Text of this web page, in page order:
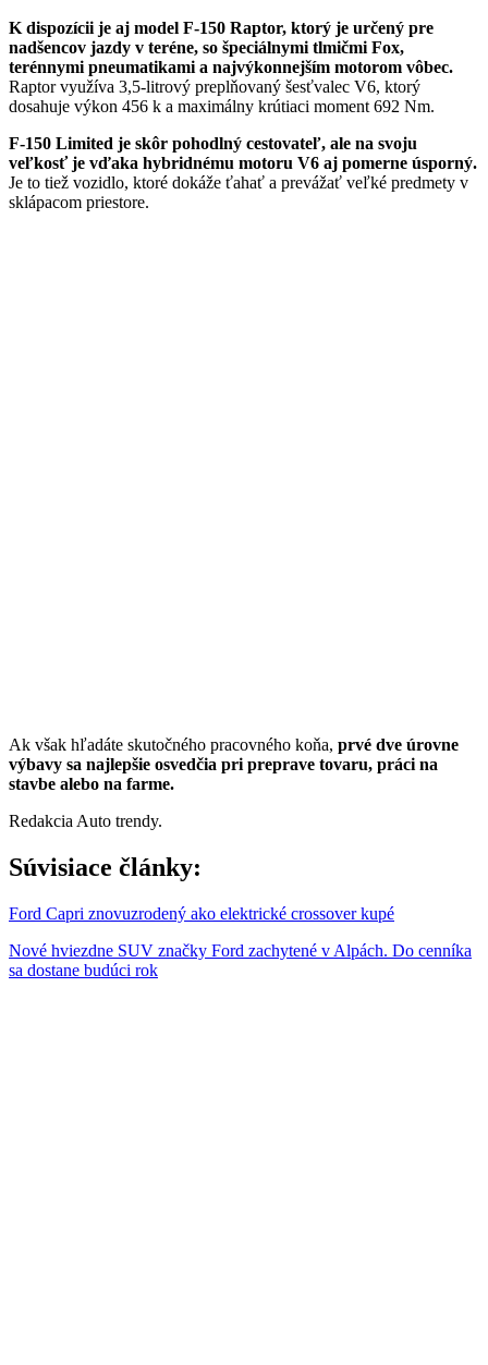
K dispozícii je aj model F-150 Raptor, ktorý je určený pre
nadšencov jazdy v teréne, so špeciálnymi tlmičmi Fox,
terénnymi pneumatikami a najvýkonnejším motorom vôbec.
Raptor využíva 3,5-litrový preplňovaný šesťvalec V6, ktorý
dosahuje výkon 456 k a maximálny krútiaci moment 692 Nm.
F-150 Limited je skôr pohodlný cestovateľ, ale na svoju
veľkosť je vďaka hybridnému motoru V6 aj pomerne úsporný.
Je to tiež vozidlo, ktoré dokáže ťahať a prevážať veľké predmety v
sklápacom priestore.
Ak však hľadáte skutočného pracovného koňa, prvé dve úrovne
výbavy sa najlepšie osvedčia pri preprave tovaru, práci na
stavbe alebo na farme.
Redakcia Auto trendy.
Súvisiace články:
Ford Capri znovuzrodený ako elektrické crossover kupé
Nové hviezdne SUV značky Ford zachytené v Alpách. Do cenníka
sa dostane budúci rok